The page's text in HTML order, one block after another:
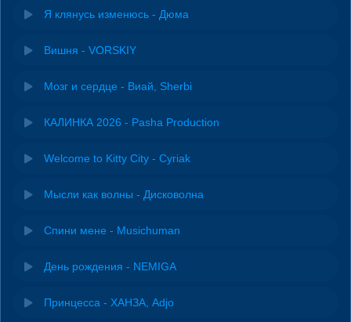
Я клянусь изменюсь - Дюма
Вишня - VORSKIY
Мозг и сердце - Виай, Sherbi
КАЛИНКА 2026 - Pasha Production
Welcome to Kitty City - Cyriak
Мысли как волны - Дисковолна
Спини мене - Musichuman
День рождения - NEMIGA
Принцесса - ХАНЗА, Adjo